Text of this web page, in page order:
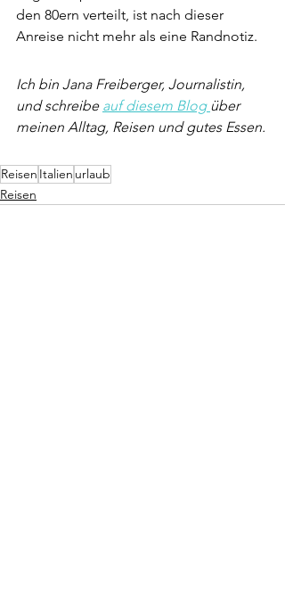
den 80ern verteilt, ist nach dieser
Anreise nicht mehr als eine Randnotiz.
Ich bin Jana Freiberger, Journalistin,
und schreibe auf diesem Blog über
meinen Alltag, Reisen und gutes Essen.
Reisen Italien urlaub
Reisen